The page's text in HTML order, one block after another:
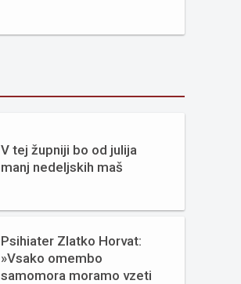
V tej župniji bo od julija
manj nedeljskih maš
Psihiater Zlatko Horvat:
»Vsako omembo
samomora moramo vzeti